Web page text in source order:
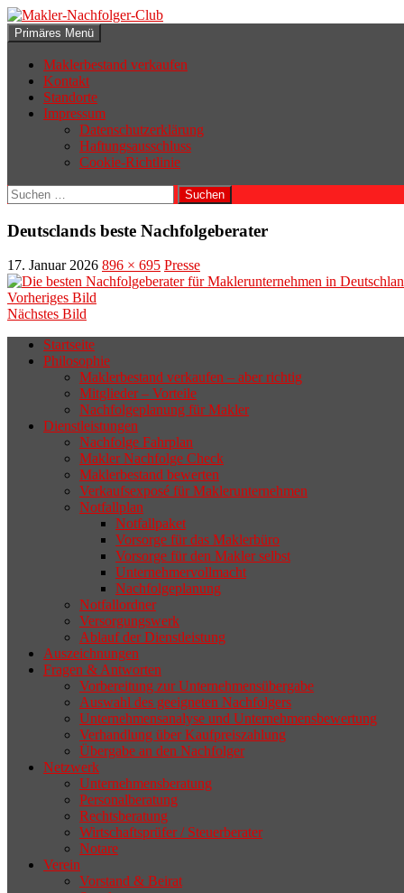
Zum
Inhalt
springen
Makler-Nachfolger-Club
Suchen
Primäres Menü
Maklerbestand verkaufen
Kontakt
Standorte
Impressum
Datenschutzerklärung
Haftungsausschluss
Cookie-Richtlinie
Suchen
nach:
Deutsclands beste Nachfolgeberater
17. Januar 2026 896 × 695 Presse
Vorheriges Bild
Nächstes Bild
Wenn sich der Makler oder Inhaber
zurückziehen möchte, aber keinen
geeigneten Nachfolger findet, droht nicht
selten die Geschäftsaufgabe.
Startseite
Philosophie
Maklerbestand verkaufen – aber richtig
Mitglieder – Vorteile
Nachfolgeplanung für Makler
Dienstleistungen
Nachfolge Fahrplan
Makler Nachfolge Check
Maklerbestand bewerten
Verkaufsexposé für Maklerunternehmen
Notfallplan
Notfallpaket
Vorsorge für das Maklerbüro
Vorsorge für den Makler selbst
Unternehmervollmacht
Nachfolgeplanung
Notfallordner
Versorgungswerk
Ablauf der Dienstleistung
Auszeichnungen
Fragen & Antworten
Vorbereitung zur Unternehmensübergabe
Auswahl des geeigneten Nachfolgers
Unternehmensanalyse und Unternehmensbewertung
Verhandlung über Kaufpreiszahlung
Übergabe an den Nachfolger
Netzwerk
Unternehmensberatung
Personalberatung
Rechtsberatung
Wirtschaftsprüfer / Steuerberater
Notare
Verein
Vorstand & Beirat